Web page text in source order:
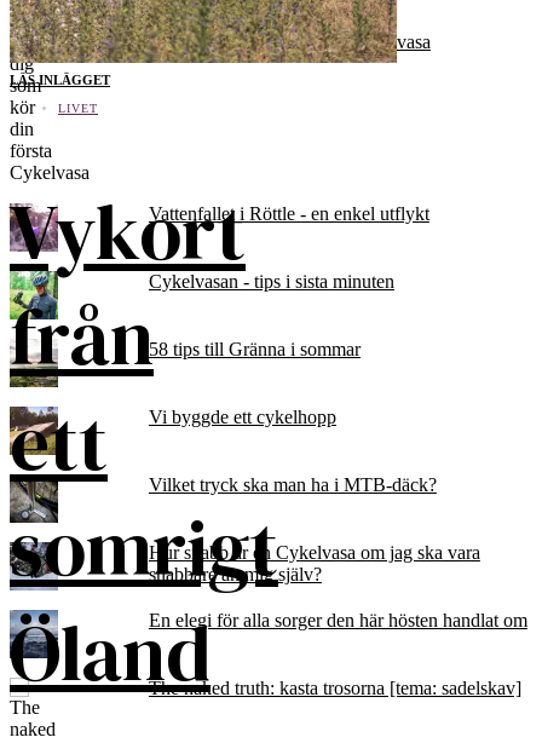
LÄS INLÄGGET
LIVET
Vykort
från
ett
somrigt
Öland
Till dig som kör din första Cykelvasa
Vattenfallet i Röttle - en enkel utflykt
Cykelvasan - tips i sista minuten
58 tips till Gränna i sommar
Vi byggde ett cykelhopp
Vilket tryck ska man ha i MTB-däck?
Hur snabb är en Cykelvasa om jag ska vara
snabbare än mig själv?
En elegi för alla sorger den här hösten handlat om
The naked truth: kasta trosorna [tema: sadelskav]